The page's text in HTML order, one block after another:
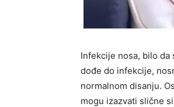
Infekcije nosa, bilo
dođe do infekcije,
normalnom disanju.
mogu izazvati slične